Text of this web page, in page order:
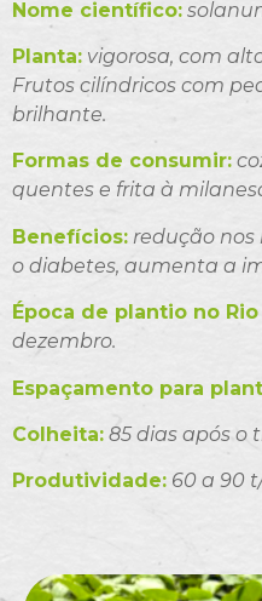
Nome científico:
Planta: vigorosa, com
Frutos cilíndricos com
brilhante.
Formas de consumir:
quentes e frita à
Benefícios: redução nos
o diabetes, aumenta a
Época de plantio no
dezembro.
Espaçamento para
Colheita: 85 dias após o
Produtividade: 60 a 90